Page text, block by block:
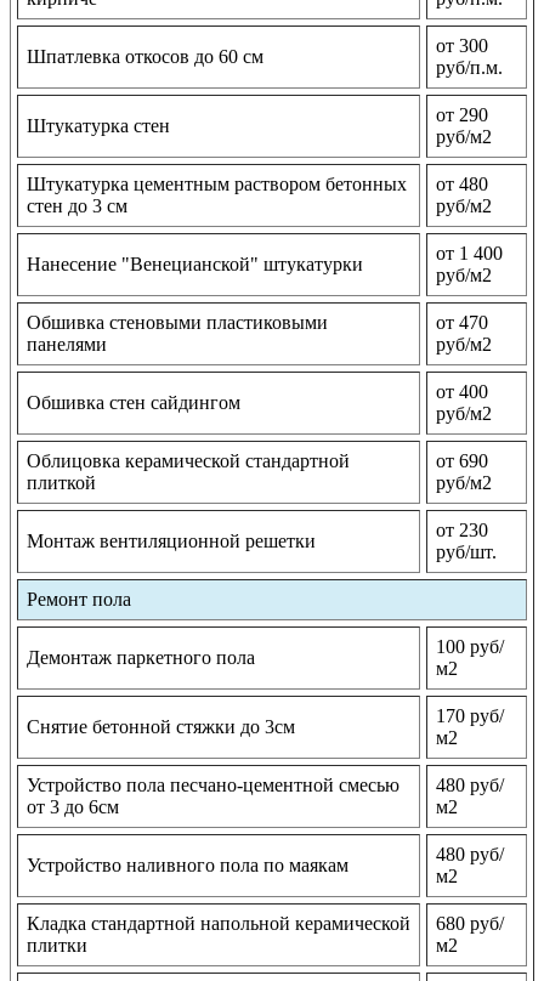
Шпатлевка откосов до 60 см
от 300
руб/п.м.
Штукатурка стен
от 290
руб/м2
Штукатурка цементным раствором бетонных
стен до 3 см
от 480
руб/м2
Нанесение "Венецианской" штукатурки
от 1 400
руб/м2
Обшивка стеновыми пластиковыми
панелями
от 470
руб/м2
Обшивка стен сайдингом
от 400
руб/м2
Облицовка керамической стандартной
плиткой
от 690
руб/м2
Монтаж вентиляционной решетки
от 230
руб/шт.
Ремонт пола
Демонтаж паркетного пола
100 руб/
м2
Снятие бетонной стяжки до 3см
170 руб/
м2
Устройство пола песчано-цементной смесью
от 3 до 6см
480 руб/
м2
Устройство наливного пола по маякам
480 руб/
м2
Кладка стандартной напольной керамической
плитки
680 руб/
м2